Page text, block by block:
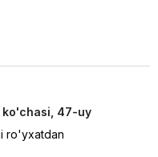
ko'chasi, 47-uy
ro'yxatdan